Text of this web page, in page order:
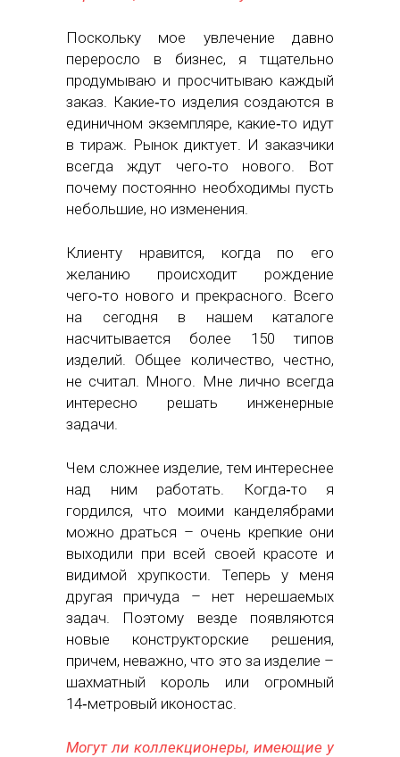
Поскольку мое увлечение давно
переросло в бизнес, я тщательно
продумываю и просчитываю каждый
заказ. Какие‑то изделия создаются в
единичном экземпляре, какие‑то идут
в тираж. Рынок диктует. И заказчики
всегда ждут чего‑то нового. Вот
почему постоянно необходимы пусть
небольшие, но изменения.
Клиенту нравится, когда по его
желанию происходит рождение
чего‑то нового и прекрасного. Всего
на сегодня в нашем каталоге
насчитывается более 150 типов
изделий. Общее количество, честно,
не считал. Много. Мне лично всегда
интересно решать инженерные
задачи.
Чем сложнее изделие, тем интереснее
над ним работать. Когда‑то я
гордился, что моими канделябрами
можно драться – очень крепкие они
выходили при всей своей красоте и
видимой хрупкости. Теперь у меня
другая причуда – нет нерешаемых
задач. Поэтому везде появляются
новые конструкторские решения,
причем, неважно, что это за изделие –
шахматный король или огромный
14‑метровый иконостас.
Могут ли коллекционеры, имеющие у